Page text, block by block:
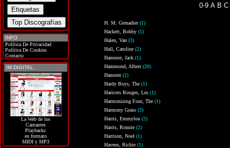
INFO
Política De Privacidad
Política De Cookies
Contacto
IM DIGITAL
La Web de los
Cantantes
Playbacks
en formato
MIDI y MP3
0-9 A B C
H. M. Grenadier(1)
Hackett, Bobby(1)
Halen, Van(3)
Hall, Caroline(2)
Hammer, Jack(1)
Hammond, Albert(20)
Hamster(2)
Hardy Boys, The(1)
Haricots Rouges, Les(1)
Harmonizing Four, The(1)
Harmony Grass(3)
Harris, Emmylou(2)
Harris, Ronnie(2)
Harrison, Noel(1)
Havens, Richie(1)